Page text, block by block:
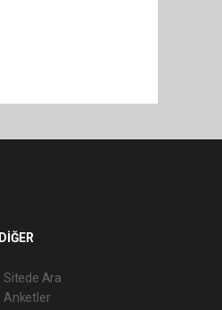
DİĞER
Sitede Ara
Anketler